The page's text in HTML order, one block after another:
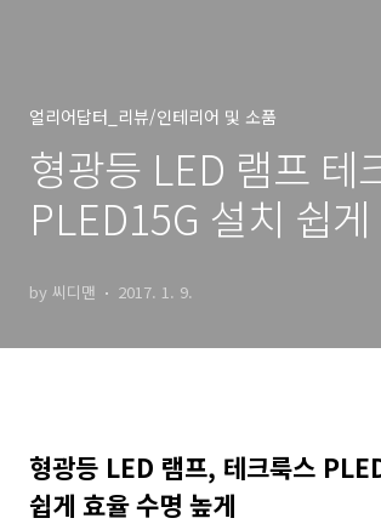
얼리어답터_리뷰/인테리어 및 소품
형광등 LED 램프 테
PLED15G 설치 쉽
by 씨디맨 2017. 1. 9.
형광등 LED 램프, 테크룩스
쉽게 효율 수명 높게